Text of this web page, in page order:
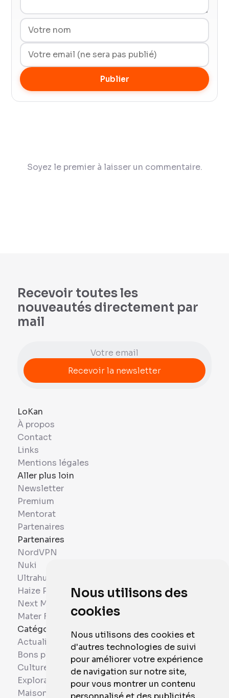
Nous utilisons des
cookies
Nous utilisons des cookies et
d'autres technologies de suivi
pour améliorer votre expérience
de navigation sur notre site,
pour vous montrer un contenu
Publier
Soyez le premier à laisser un commentaire.
Recevoir toutes les
nouveautés directement par
mail
LoKan
À propos
Contact
Links
Mentions légales
Aller plus loin
Newsletter
Premium
Mentorat
Partenaires
Partenaires
NordVPN
Nuki
Ultrahuman
Haize Project
Next Mobiles
Mater France
Catégories
Actualités
Bons plans
Culture
Exploration
Maison et Domotique